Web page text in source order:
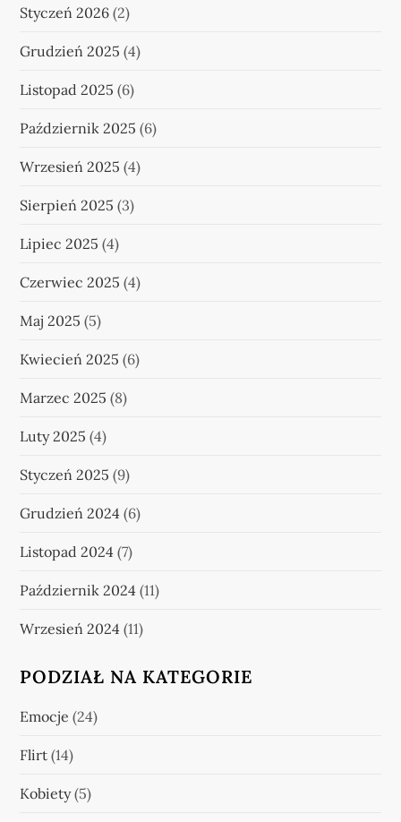
Styczeń 2026 (2)
Grudzień 2025 (4)
Listopad 2025 (6)
Październik 2025 (6)
Wrzesień 2025 (4)
Sierpień 2025 (3)
Lipiec 2025 (4)
Czerwiec 2025 (4)
Maj 2025 (5)
Kwiecień 2025 (6)
Marzec 2025 (8)
Luty 2025 (4)
Styczeń 2025 (9)
Grudzień 2024 (6)
Listopad 2024 (7)
Październik 2024 (11)
Wrzesień 2024 (11)
PODZIAŁ NA KATEGORIE
Emocje (24)
Flirt (14)
Kobiety(5)